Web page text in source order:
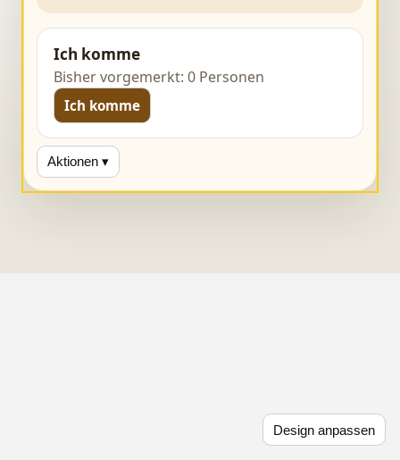
Design anpassen
Ich komme
Bisher vorgemerkt: 0 Personen
Ich komme
Aktionen ▾